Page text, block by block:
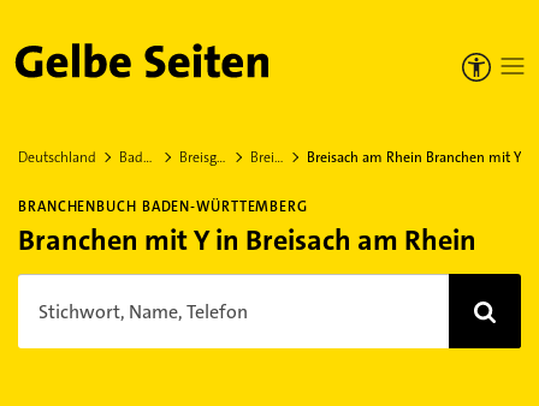
Gelbe Seiten
Deutschland Baden-Württemberg Breisgau-Hochschwarzwald Breisach am Rhein Breisach am Rhein Branchen mit Y
BRANCHENBUCH BADEN-WÜRTTEMBERG
Branchen mit Y in Breisach am Rhein
Stichwort, Name, Telefon